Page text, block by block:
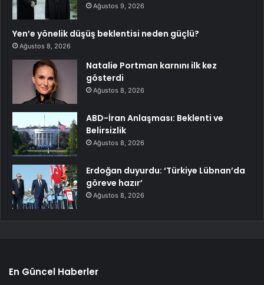
Ağustos 9, 2026
Yen’e yönelik düşüş beklentisi neden güçlü?
Ağustos 8, 2026
Natalie Portman karnını ilk kez
gösterdi
Ağustos 8, 2026
ABD-İran Anlaşması: Beklenti ve
Belirsizlik
Ağustos 8, 2026
Erdoğan duyurdu: ‘Türkiye Lübnan’da
göreve hazır’
Ağustos 8, 2026
En Güncel Haberler